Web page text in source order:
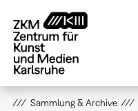
zum
Inhalt
Sammlung & Archive